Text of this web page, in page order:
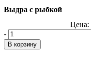
Выдра с рыбкой
Цена:
-